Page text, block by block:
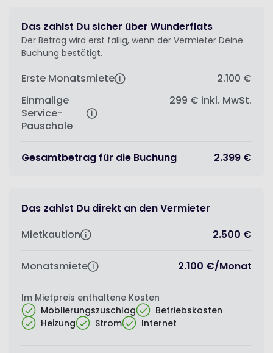
Das zahlst Du sicher über Wunderflats
Der Betrag wird erst fällig, wenn der Vermieter Deine
Buchung bestätigt.
Erste Monatsmiete
2.100 €
Einmalige
Service-
Pauschale
299 € inkl. MwSt.
Gesamtbetrag für die Buchung 2.399 €
Das zahlst Du direkt an den Vermieter
Mietkaution
2.500 €
Monatsmiete 2.100 €/Monat
Im Mietpreis enthaltene Kosten
Möblierungszuschlag
Betriebskosten
Heizung
Strom Internet